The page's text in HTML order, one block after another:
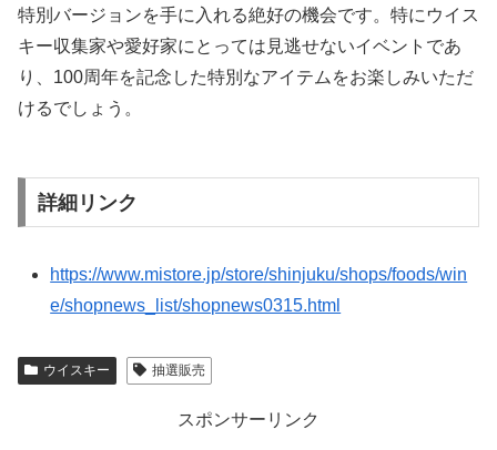
特別バージョンを手に入れる絶好の機会です。特にウイス
キー収集家や愛好家にとっては見逃せないイベントであ
り、100周年を記念した特別なアイテムをお楽しみいただ
けるでしょう。
詳細リンク
https://www.mistore.jp/store/shinjuku/shops/foods/win
e/shopnews_list/shopnews0315.html
ウイスキー 抽選販売
スポンサーリンク